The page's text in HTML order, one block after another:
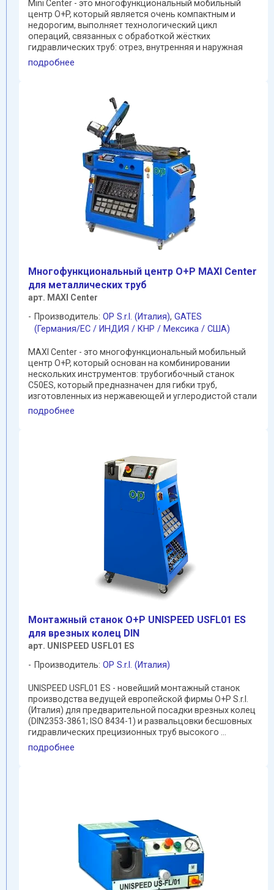
Mini Center - это многофункциональный мобильный
центр O+P, который является очень компактным и
недорогим, выполняет технологический цикл
операций, связанных с обработкой жёстких
гидравлических труб: отрез, внутренняя и наружная
зачистка труб, гибка, ...
подробнее
Mногофункциональный центр O+P МАХI Center
для металлических труб
арт. MAXI Center
Производитель: OP S.r.l. (Италия), GATES
(Германия/EC / ИНДИЯ / КНР / Мексика / США)
MAXI Center - это многофункциональный мобильный
центр O+P, который основан на комбинировании
нескольких инструментов: трубогибочный станок
C50ES, который предназначен для гибки труб,
изготовленных из нержавеющей и углеродистой стали
с максимальным ...
подробнее
Mонтажный станок O+P UNISPEED USFL01 ES
для врезных колец DIN
арт. UNISPEED USFL01 ES
Производитель: OP S.r.l. (Италия)
UNISPEED USFL01 ES - новейший монтажный станок
производства ведущей европейской фирмы O+P S.r.l.
(Италия) для предварительной посадки врезных колец
(DIN2353-3861; ISO 8434-1) и развальцовки бесшовных
гидравлических прецизионных труб высокого ...
подробнее